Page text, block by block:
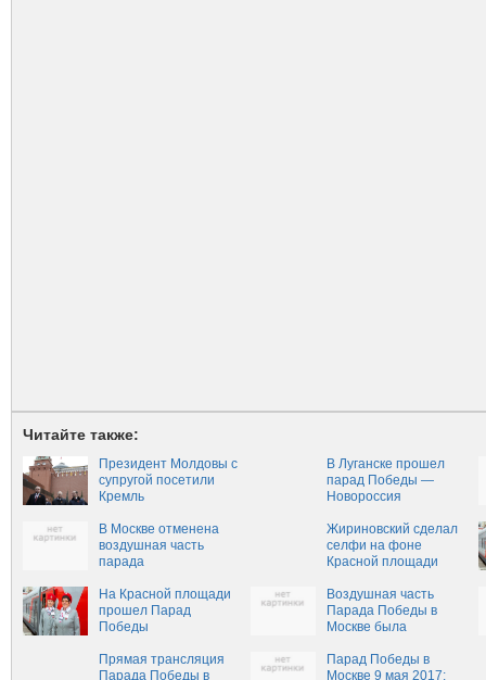
Читайте также:
Президент Молдовы с
супругой посетили
Кремль
В Луганске прошел
парад Победы —
Новороссия
В Москве отменена
воздушная часть
парада
Жириновский сделал
селфи на фоне
Красной площади
На Красной площади
прошел Парад
Победы
Воздушная часть
Парада Победы в
Москве была
года
Прямая трансляция
Парада Победы в
Парад Победы в
Москве 9 мая 2017: